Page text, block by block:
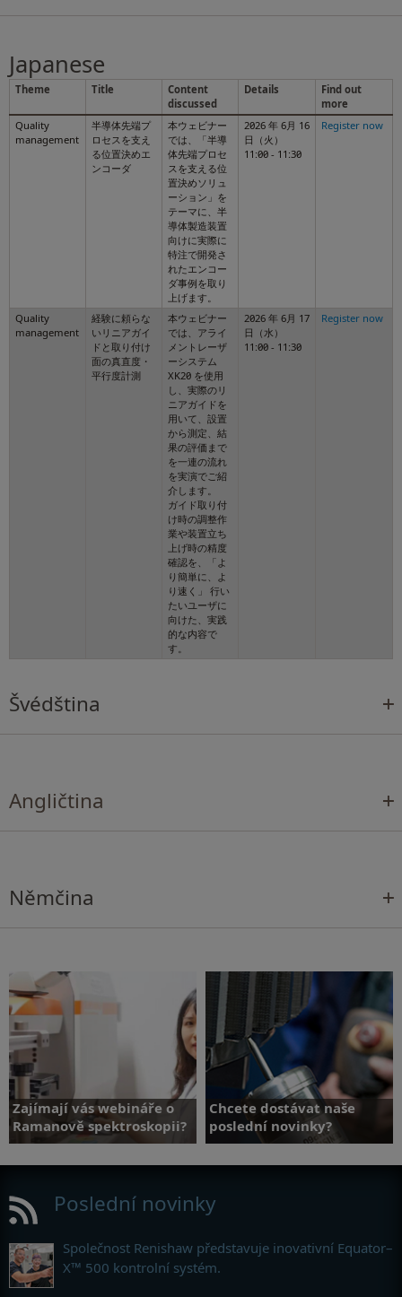
Japanese
Theme Title
Content
discussed
Details
Find out
more
Quality
management
半導体先端プ
ロセスを支え
る位置決めエ
ンコーダ
本ウェビナー
では、「半導
体先端プロセ
スを支える位
置決めソリュ
ーション」を
テーマに、半
導体製造装置
向けに実際に
特注で開発さ
れたエンコー
ダ事例を取り
上げます。
2026 年 6月 16
日（火）
11:00 - 11:30
Register now
Quality
management
経験に頼らな
いリニアガイ
ドと取り付け
面の真直度・
平行度計測
本ウェビナー
では、アライ
メントレーザ
ーシステム
XK20 を使用
し、実際のリ
ニアガイドを
用いて、設置
から測定、結
果の評価まで
を一連の流れ
を実演でご紹
介します。
ガイド取り付
け時の調整作
業や装置立ち
上げ時の精度
確認を、「よ
り簡単に、よ
り速く」 行い
たいユーザに
向けた、実践
的な内容で
す。
2026 年 6月 17
日（水）
11:00 - 11:30
Register now
Švédština
Angličtina
Němčina
Zajímají vás webináře o
Ramanově spektroskopii?
Chcete dostávat naše
poslední novinky?
Poslední novinky
Společnost Renishaw představuje inovativní Equator–
X™ 500 kontrolní systém.